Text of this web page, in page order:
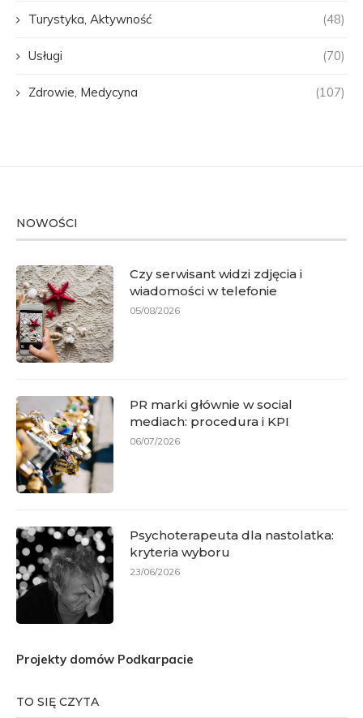
Turystyka, Aktywność (48)
Usługi (70)
Zdrowie, Medycyna (107)
NOWOŚCI
Czy serwisant widzi zdjęcia i
wiadomości w telefonie
05/08/2026
PR marki głównie w social
mediach: procedura i KPI
06/07/2026
Psychoterapeuta dla nastolatka:
kryteria wyboru
23/06/2026
Projekty domów Podkarpacie
TO SIĘ CZYTA